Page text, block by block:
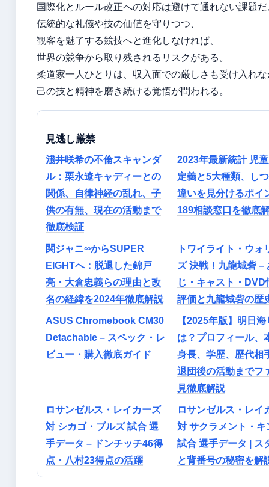
国際化とルール改正への対応は避けて通れない課題
伝統的な礼儀や技の価値を守りつつ、
観客を魅了する競技へと進化しなければ、
世界の競争から取り残されるリスクがある。
柔道家一人ひとりは、収入面での厳しさも受け入れ
己の技と精神を磨き続ける覚悟が問われる。
見逃し厳禁
淺井咲希の不倫スキャンダ
ル：栗永遼キャディーとの
関係、自律神経の乱れ、子
供の有無、現在の活動まで
徹底検証
2023年最新統計 児
定義と5大種類、し
違いを見分けるポイ
189相談窓口を徹底
関ジャニ∞からSUPER
EIGHTへ：脱退した錦戸
亮・大倉忠義らの理由と改
名の経緯を2024年徹底解説
トワイライト・ウォ
ズ 決戦！九龍城砦 –
じ・キャスト・DVD
評価と九龍城砦の歴
ASUS Chromebook CM30
Detachable – スペック・レ
ビュー・購入徹底ガイド
【2025年版】明日
は？プロフィール、
身長、学歴、歴代相
退団後の活動までフ
見徹底解説
ロサンゼルス・レイカーズ
対 シカゴ・ブルズ 試合 選
手データ – ドンチッチ46得
点・八村23得点の活躍
ロサンゼルス・レイ
対 サクラメント・キ
試合 選手データ | ス
と背番号の秘密を解